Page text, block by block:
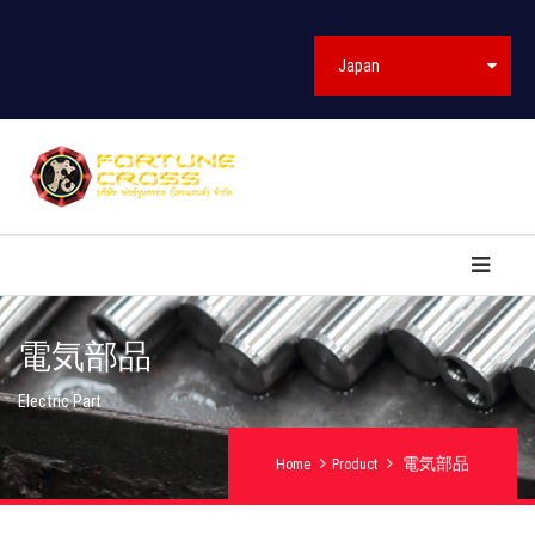
Japan
電気部品
Electric Part
Home Product 電気部品